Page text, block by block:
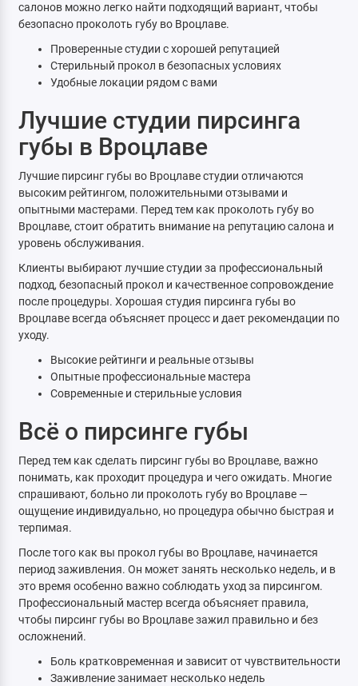
салонов можно легко найти подходящий вариант, чтобы
безопасно проколоть губу во Вроцлаве.
Проверенные студии с хорошей репутацией
Стерильный прокол в безопасных условиях
Удобные локации рядом с вами
Лучшие студии пирсинга
губы в Вроцлаве
Лучшие пирсинг губы во Вроцлаве студии отличаются
высоким рейтингом, положительными отзывами и
опытными мастерами. Перед тем как проколоть губу во
Вроцлаве, стоит обратить внимание на репутацию салона и
уровень обслуживания.
Клиенты выбирают лучшие студии за профессиональный
подход, безопасный прокол и качественное сопровождение
после процедуры. Хорошая студия пирсинга губы во
Вроцлаве всегда объясняет процесс и дает рекомендации по
уходу.
Высокие рейтинги и реальные отзывы
Опытные профессиональные мастера
Современные и стерильные условия
Всё о пирсинге губы
Перед тем как сделать пирсинг губы во Вроцлаве, важно
понимать, как проходит процедура и чего ожидать. Многие
спрашивают, больно ли проколоть губу во Вроцлаве —
ощущение индивидуально, но процедура обычно быстрая и
терпимая.
После того как вы прокол губы во Вроцлаве, начинается
период заживления. Он может занять несколько недель, и в
это время особенно важно соблюдать уход за пирсингом.
Профессиональный мастер всегда объясняет правила,
чтобы пирсинг губы во Вроцлаве зажил правильно и без
осложнений.
Боль кратковременная и зависит от чувствительности
Заживление занимает несколько недель